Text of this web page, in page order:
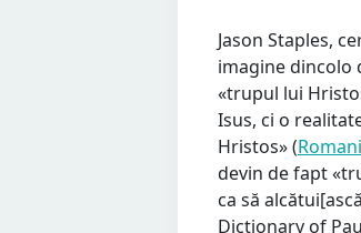
Jason Staples,
imagine dincolo
«trupul lui
Isus, ci o
Hristos» (
devin de fapt
ca să
Dictionary of